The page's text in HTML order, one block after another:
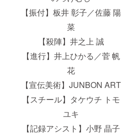
【振付】板井 彰子／佐藤 陽
菜
【殺陣】井之上 誠
【進行】井上ひかる／菅 帆
花
【宣伝美術】JUNBON ART
【スチール】タケウチ トモ
ユキ
【記録アシスト】小野 晶子